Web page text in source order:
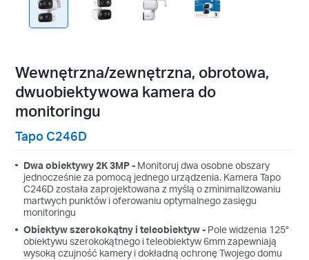
Wewnętrzna/zewnętrzna, obrotowa,
dwuobiektywowa kamera do
monitoringu
Tapo C246D
Dwa obiektywy 2K 3MP - Monitoruj dwa osobne obszary
jednocześnie za pomocą jednego urządzenia. Kamera Tapo
C246D została zaprojektowana z myślą o zminimalizowaniu
martwych punktów i oferowaniu optymalnego zasięgu
monitoringu
Obiektyw szerokokątny i teleobiektyw - Pole widzenia 125°
obiektywu szerokokątnego i teleobiektyw 6mm zapewniają
wysoką czujność kamery i dokładną ochronę Twojego domu